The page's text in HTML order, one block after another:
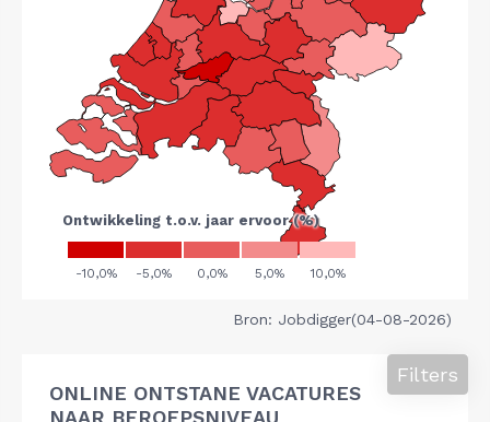
Bron: Jobdigger(04-08-2026)
ONLINE ONTSTANE VACATURES
NAAR BEROEPSNIVEAU
Filters